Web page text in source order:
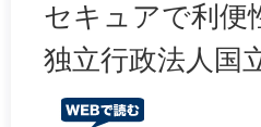
セキュアで利便
独立行政法人国